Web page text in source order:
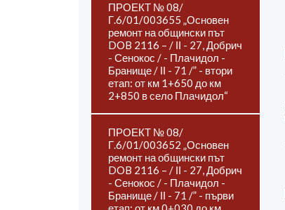
ПРОЕКТ № 08/
Г.6/01/003655 „Основен
ремонт на общински път
DOB 2116 – / ІІ - 27, Добрич
- Сенокос / - Плачидол -
Бранище / ІІ - 71 /” - втори
етап: от км 1+650 до км
2+850 в село Плачидол“
ПРОЕКТ № 08/
Г.6/01/003652 „Основен
ремонт на общински път
DOB 2116 – / ІІ - 27, Добрич
- Сенокос / - Плачидол -
Бранище / ІІ - 71 /” - първи